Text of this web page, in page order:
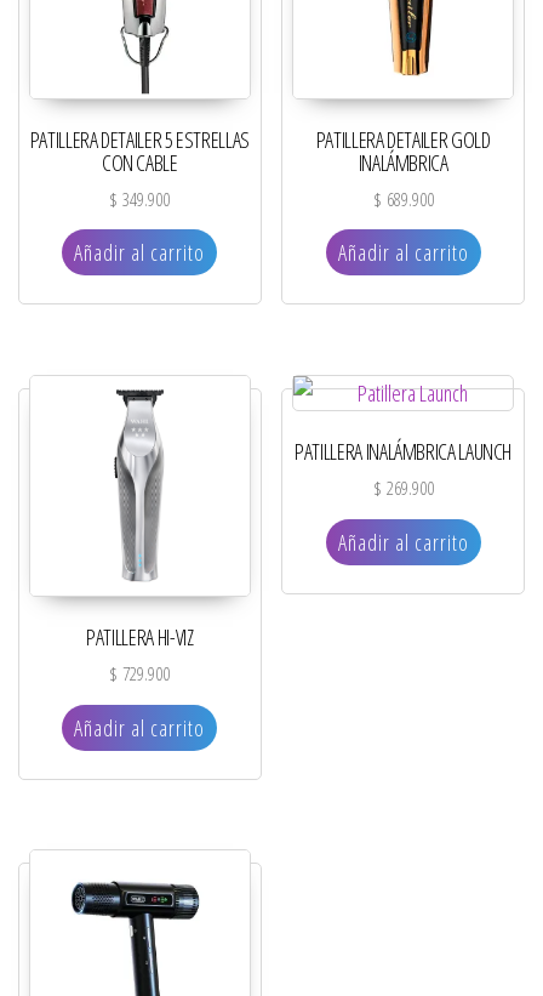
PATILLERA DETAILER 5 ESTRELLAS
CON CABLE
$ 349.900
Añadir al carrito
PATILLERA DETAILER GOLD
INALÁMBRICA
$ 689.900
Añadir al carrito
PATILLERA HI-VIZ
$ 729.900
Añadir al carrito
PATILLERA INALÁMBRICA LAUNCH
$ 269.900
Añadir al carrito